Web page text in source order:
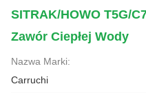
SITRAK/HOWO T5G/
Zawór Ciepłej Wody
Nazwa Marki:
Carruchi